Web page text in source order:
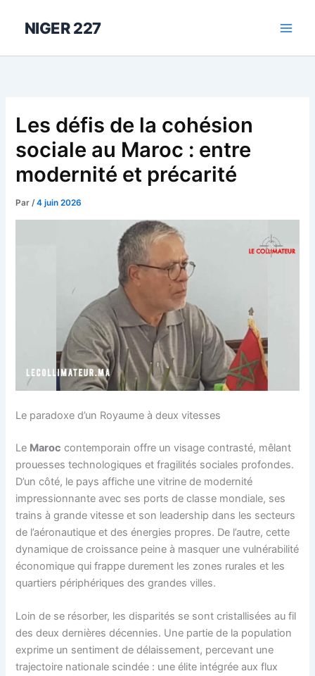
NIGER 227
Les défis de la cohésion
sociale au Maroc : entre
modernité et précarité
Par/4 juin 2026
Le paradoxe d’un Royaume à deux vitesses
Le Maroc contemporain offre un visage contrasté, mêlant
prouesses technologiques et fragilités sociales profondes.
D’un côté, le pays affiche une vitrine de modernité
impressionnante avec ses ports de classe mondiale, ses
trains à grande vitesse et son leadership dans les secteurs
de l’aéronautique et des énergies propres. De l’autre, cette
dynamique de croissance peine à masquer une vulnérabilité
économique qui frappe durement les zones rurales et les
quartiers périphériques des grandes villes.
Loin de se résorber, les disparités se sont cristallisées au fil
des deux dernières décennies. Une partie de la population
exprime un sentiment de délaissement, percevant une
trajectoire nationale scindée : une élite intégrée aux flux